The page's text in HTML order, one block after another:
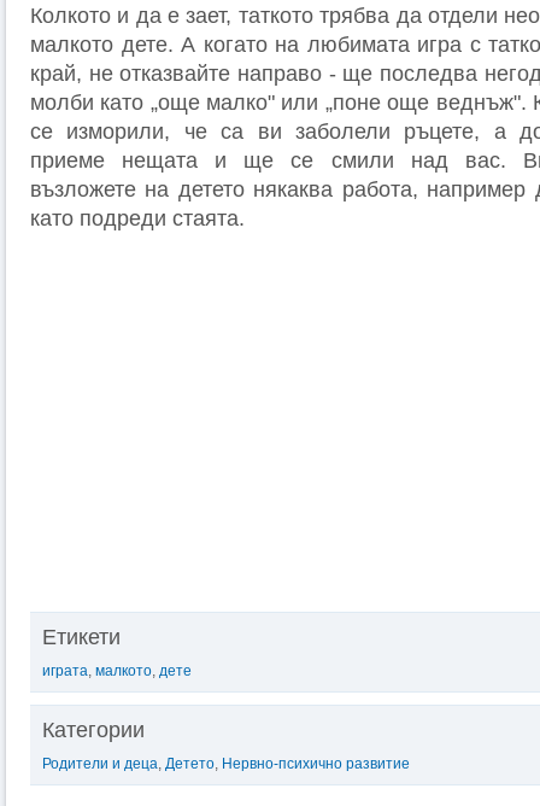
Колкото и да е зает, таткото трябва да отдели
малкото дете. А когато на любимата игра с
край, не отказвайте направо - ще последва
молби като „още малко" или „поне още веднъж".
се изморили, че са ви заболели pъцете, а
приеме нещата и ще се смили над вас.
възложете на детето някаква работа,
като подреди стаята.
Етикети
играта, малкото, дете
Категории
Родители и деца, Детето, Нервно-психично развитие